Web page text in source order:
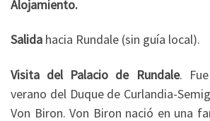
Alojamiento.
Salida hacia Rundale (sin guía local).
Visita del Palacio de Rundale.
verano del Duque de Curlandia-
Von Biron. Von Biron nació en una